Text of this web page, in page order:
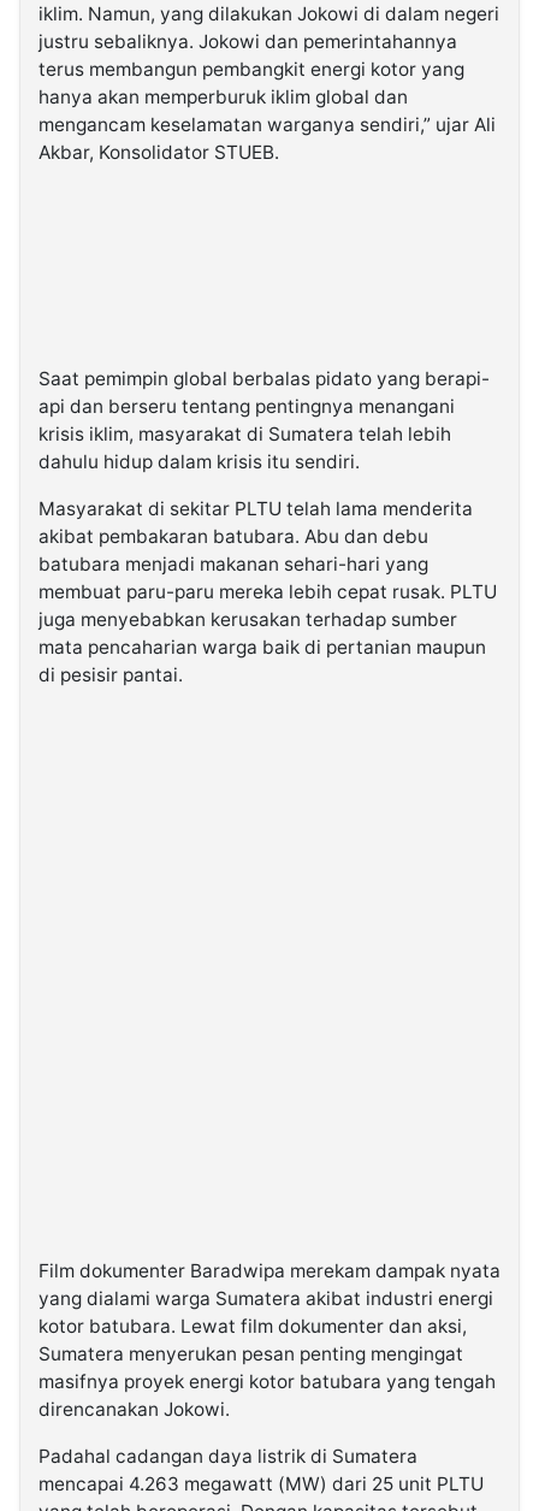
iklim. Namun, yang dilakukan Jokowi di dalam negeri
justru sebaliknya. Jokowi dan pemerintahannya
terus membangun pembangkit energi kotor yang
hanya akan memperburuk iklim global dan
mengancam keselamatan warganya sendiri,” ujar Ali
Akbar, Konsolidator STUEB.
Saat pemimpin global berbalas pidato yang berapi-
api dan berseru tentang pentingnya menangani
krisis iklim, masyarakat di Sumatera telah lebih
dahulu hidup dalam krisis itu sendiri.
Masyarakat di sekitar PLTU telah lama menderita
akibat pembakaran batubara. Abu dan debu
batubara menjadi makanan sehari-hari yang
membuat paru-paru mereka lebih cepat rusak. PLTU
juga menyebabkan kerusakan terhadap sumber
mata pencaharian warga baik di pertanian maupun
di pesisir pantai.
Film dokumenter Baradwipa merekam dampak nyata
yang dialami warga Sumatera akibat industri energi
kotor batubara. Lewat film dokumenter dan aksi,
Sumatera menyerukan pesan penting mengingat
masifnya proyek energi kotor batubara yang tengah
direncanakan Jokowi.
Padahal cadangan daya listrik di Sumatera
mencapai 4.263 megawatt (MW) dari 25 unit PLTU